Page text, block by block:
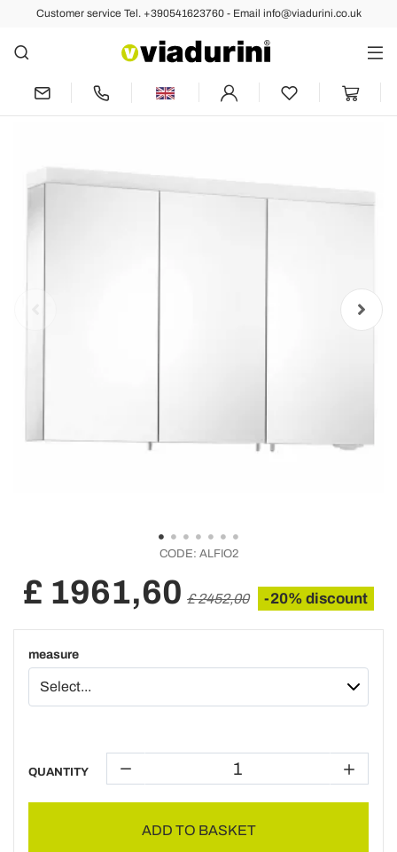
Customer service Tel. +390541623760 - Email info@viadurini.co.uk
Back Previous Next
3 Door Wall Storage Mirror in Silver
Painted Aluminum - Alfio
CODE: ALFIO2
£ 1961,60 £ 2452,00 -20% discount
measure
QUANTITY
ADD TO BASKET